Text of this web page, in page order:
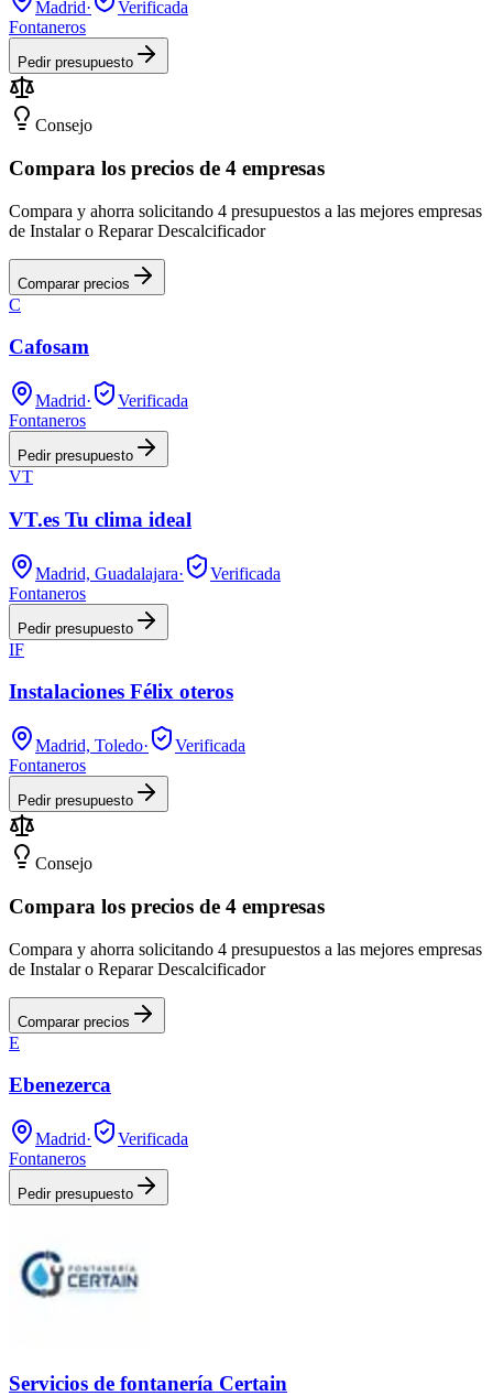
Madrid·
Verificada
Fontaneros
Pedir presupuesto
Consejo
Compara los precios de 4 empresas
Compara y ahorra solicitando 4 presupuestos a las mejores empresas
de Instalar o Reparar Descalcificador
Comparar precios
C
Cafosam
Madrid·
Verificada
Fontaneros
Pedir presupuesto
VT
VT.es Tu clima ideal
Madrid, Guadalajara·
Verificada
Fontaneros
Pedir presupuesto
IF
Instalaciones Félix oteros
Madrid, Toledo·
Verificada
Fontaneros
Pedir presupuesto
Consejo
Compara los precios de 4 empresas
Compara y ahorra solicitando 4 presupuestos a las mejores empresas
de Instalar o Reparar Descalcificador
Comparar precios
E
Ebenezerca
Madrid·
Verificada
Fontaneros
Pedir presupuesto
Servicios de fontanería Certain